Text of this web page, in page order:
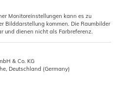
Monitoreinstellungen kann es zu
Bilddarstellung kommen. Die Raumbilder
und dienen nicht als Farbreferenz.
& Co. KG
Deutschland (Germany)